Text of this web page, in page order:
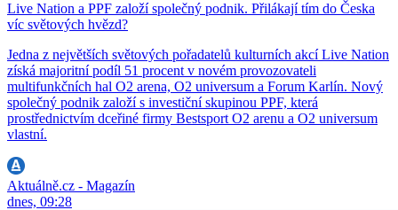
Live Nation a PPF založí společný podnik. Přilákají tím do Česka
víc světových hvězd?
Jedna z největších světových pořadatelů kulturních akcí Live Nation
získá majoritní podíl 51 procent v novém provozovateli
multifunkčních hal O2 arena, O2 universum a Forum Karlín. Nový
společný podnik založí s investiční skupinou PPF, která
prostřednictvím dceřiné firmy Bestsport O2 arenu a O2 universum
vlastní.
Aktuálně.cz - Magazín
dnes, 09:28